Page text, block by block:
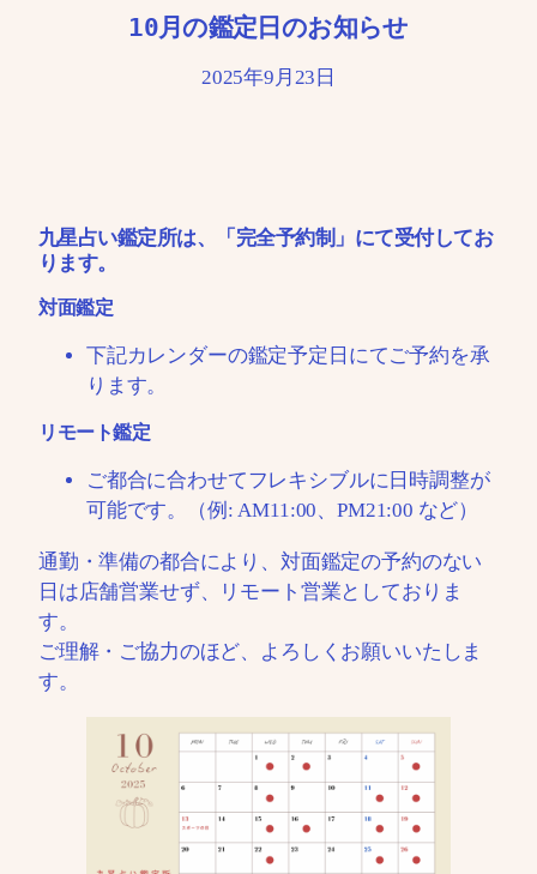
10月の鑑定日のお知らせ
2025年9月23日
九星占い鑑定所は、「完全予約制」にて受付してお
ります。
対面鑑定
下記カレンダーの鑑定予定日にてご予約を承
ります。
リモート鑑定
ご都合に合わせてフレキシブルに日時調整が
可能です。（例: AM11:00、PM21:00 など）
通勤・準備の都合により、対面鑑定の予約のない
日は店舗営業せず、リモート営業としておりま
す。
ご理解・ご協力のほど、よろしくお願いいたしま
す。